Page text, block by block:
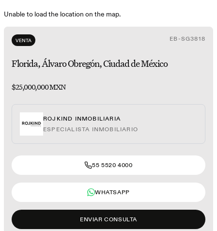
Unable to load the location on the map.
VENTA EB-SG3818
Florida, Álvaro Obregón, Ciudad de México
$25,000,000 MXN
ROJKIND INMOBILIARIA
ESPECIALISTA INMOBILIARIO
55 5520 4000
WHATSAPP
ENVIAR CONSULTA